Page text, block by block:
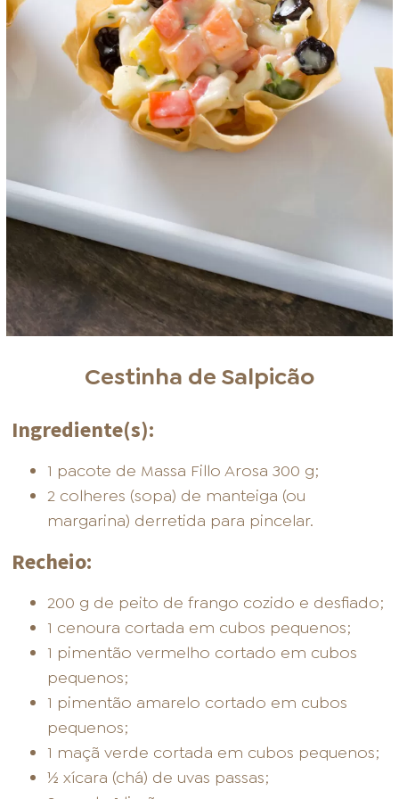
Cestinha de Salpicão
Ingrediente(s):
1 pacote de Massa Fillo Arosa 300 g;
2 colheres (sopa) de manteiga (ou
margarina) derretida para pincelar.
Recheio:
200 g de peito de frango cozido e desfiado;
1 cenoura cortada em cubos pequenos;
1 pimentão vermelho cortado em cubos
pequenos;
1 pimentão amarelo cortado em cubos
pequenos;
1 maçã verde cortada em cubos pequenos;
½ xícara (chá) de uvas passas;